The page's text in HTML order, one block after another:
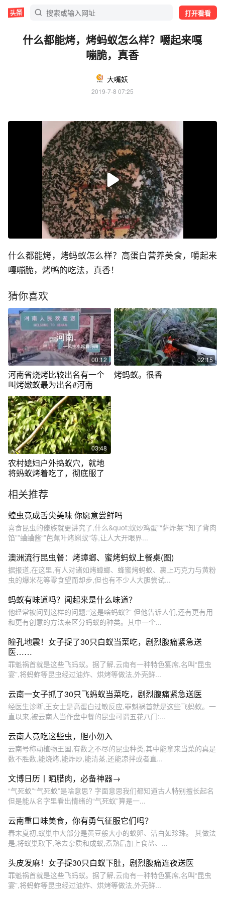
打开看看
什么都能烤，烤蚂蚁怎么样？嚼起来嘎
嘣脆，真香
大嘴妖
2019-7-8 07:25
什么都能烤，烤蚂蚁怎么样？高蛋白营养美食，嚼起来
嘎嘣脆，烤鸭的吃法，真香！
猜你喜欢
00:12
河南省烧烤比较出名有一个
叫烤嫩蚁最为出名#河南
02:15
烤蚂蚁。很香
03:48
农村媳妇户外捣蚁穴，就地
将蚂蚁烤着吃了，彻底服了
相关推荐
蝗虫竟成舌尖美味 你愿意尝鲜吗
喜食昆虫的傣族就更讲究了,什么&quot;蚁炒鸡蛋”“萨炸莱”“知了背肉
馅””蛐蛐酱“”芭蕉叶烤蝌蚁“等,让人大开眼界...
澳洲流行昆虫餐：烤蟑螂、蜜烤蚂蚁上餐桌(图)
据报道,在这里,有人对诸如烤蟑螂、蜂蜜烤蚂蚁、裹上巧克力与黄粉
虫的爆米花等零食望而却步,但也有不少人大胆尝试...
蚂蚁有味道吗？闻起来是什么味道？
他经常被问到这样的问题:“这是啥蚂蚁?” 但他告诉人们,还有更有用
和更有创意的方法来区分蚂蚁的种类。其中一个...
瞳孔地震！女子捉了30只白蚁当菜吃，剧烈腹痛紧急送
医……
罪魁祸首就是这些飞蚂蚁。据了解,云南有一种特色宴席,名叫“昆虫
宴”,将蚂蚱等昆虫经过油炸、烘烤等做法,外壳鲜...
云南一女子抓了30只飞蚂蚁当菜吃，剧烈腹痛紧急送医
经医生诊断,王女士是高蛋白过敏反应,罪魁祸首就是这些飞蚂蚁。一
直以来,被云南人当作盘中餐的昆虫可谓五花八门:...
云南人竟吃这些虫，胆小勿入
云南号称动植物王国,有数之不尽的昆虫种类,其中能拿来当菜的真是
数不胜数,能烧烤,能炸炒,能清蒸,还能凉拌或者直...
文博日历丨晒腊肉，必备神器→
“气死蚁”“气死蚁”是啥意思? 字面意思我们都知道古人特别擅长起名
但是能从名字里看出情绪的“气死蚁”算是一...
云南重口味美食，你有勇气征服它们吗？
春末夏初,蚁巢中大部分是黄豆般大小的蚁卵、洁白如珍珠。 其做法
是,将蚁巢取下,除去杂质和成蚁,煮熟后加上食盐、...
头皮发麻！女子捉30只白蚁下肚，剧烈腹痛连夜送医
罪魁祸首就是这些飞蚂蚁。据了解,云南有一种特色宴席,名叫“昆虫
宴”,将蚂蚱等昆虫经过油炸、烘烤等做法,外壳鲜...